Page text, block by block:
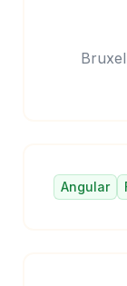
Angular